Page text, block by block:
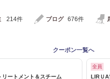
214件 ブログ 676件
クーポン一覧へ
ートメント＆スチーム
全員
LIRＵA